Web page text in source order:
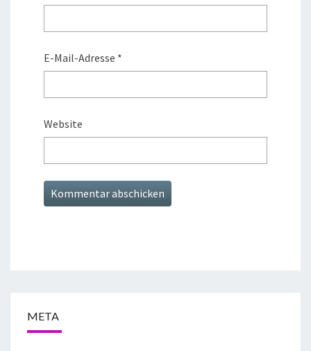
E-Mail-Adresse *
Website
META